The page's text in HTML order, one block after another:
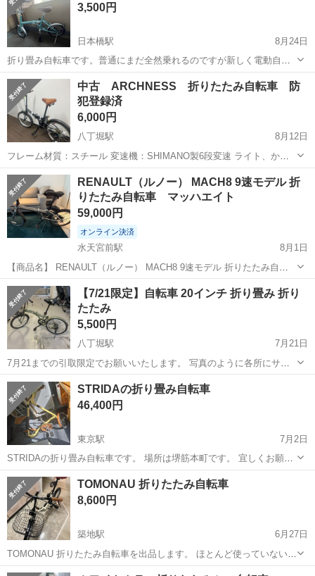
の対応はありません◎...
3,500円
日本橋駅
8月24日
折り畳み自転車です。普通にまだ全然乗れるのですが新しく電動自転
車を買い、不要になりました。だいぶ劣化してる部分もありますが、
タイヤは取り替えたばかりです。 ※すみません、取りに来てくださる
方限定です。 ※前払い不可
東京 中央区 日本橋駅 折りたたみ自転車 タイヤ
中古 ARCHNESS 折りたたみ自転車 防
犯登録済
6,000円
八丁堀駅
8月12日
フレーム材質：スチール 変速機：SHIMANO製6段変速 ライト、かご
なし タイヤサイズ：20 英式バルブ 商品サイズ： 全長1480mm×幅
560mm×高さ900ｍｍ（素人の図りなので誤差あり） 2021年に...
東京 中央区 ARCHNESS
RENAULT（ルノー） MACH8 9速モデル 折
りたたみ自転車 マッハエイト
59,000円
オンライン決済
水天宮前駅
8月1日
【商品名】 RENAULT（ルノー） MACH8 9速モデル 折りたたみ自転
車 【商品概要】 超軽量＆高性能な折りたたみ自転車「RENAULT
MACH8」の9段変速モデルです。 重量はわずか約8kg台で、アルミフ
レームと...
東京 中央区 水天宮前駅 折りたたみ自転車 RENAULT
【7/21限定】自転車 20インチ 折り畳み 折り
たたみ
5,500円
八丁堀駅
7月21日
7月21までの引取限定でお願いいたします。 写真のように各所にサビ
があります。 その他、鍵は設置具から外れておりカゴに入っておりま
す。使用に伴う傷や汚れ等あります。 防犯登録はしておりません。 細
かいことを気にされる方、お...
東京 中央区 折りたたみ自転車
STRIDAの折り畳み自転車
46,400円
東京駅
7月2日
STRIDAの折り畳み自転車です。 場所は堺筋本町です。 宜しくお願い
致します。
東京 中央区 東京駅 折りたたみ自転車 STRIDA
TOMONAU 折りたたみ自転車
8,600円
築地駅
6月27日
TOMONAU 折りたたみ自転車を出品します。 ほとんど使っていないた
め、とてもきれいな状態です。 最近あまり乗る機会がないため、出品
東京 中央区 築地駅 折りたたみ自転車 折りたたみ